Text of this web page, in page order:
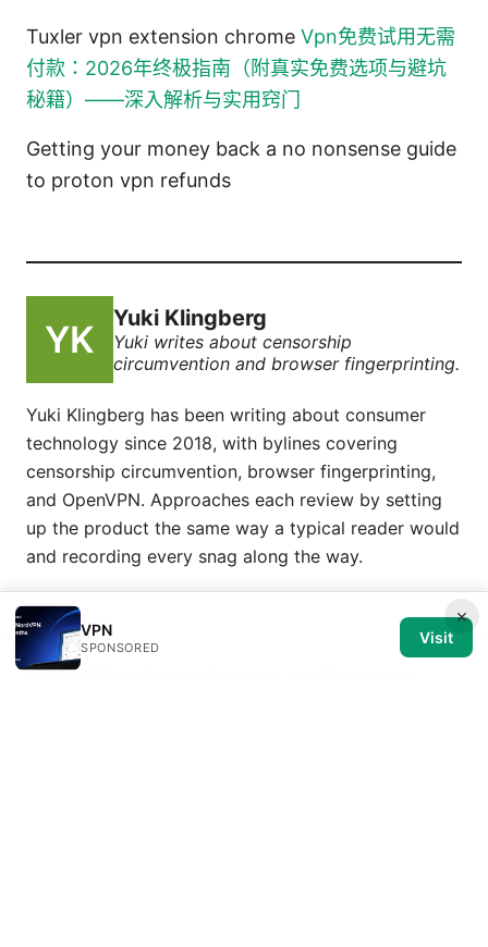
Tuxler vpn extension chrome Vpn免费试用无需
付款：2026年终极指南（附真实免费选项与避坑
秘籍）——深入解析与实用窍门
Getting your money back a no nonsense guide
to proton vpn refunds
Yuki Klingberg
Yuki writes about censorship
circumvention and browser fingerprinting.
Yuki Klingberg has been writing about consumer
technology since 2018, with bylines covering
censorship circumvention, browser fingerprinting,
and OpenVPN. Approaches each review by setting
up the product the same way a typical reader would
and recording every snag along the way.
×
VPN
SPONSORED
Visit
© 2026 Medical Review Editorial LLC. All rights reserved.